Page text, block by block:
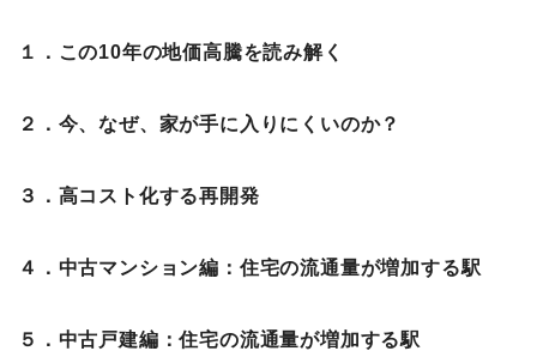
１．この10年の地価高騰を読み解く
２．今、なぜ、家が手に入りにくいのか？
３．高コスト化する再開発
４．中古マンション編：住宅の流通量が増加する駅
５．中古戸建編：住宅の流通量が増加する駅